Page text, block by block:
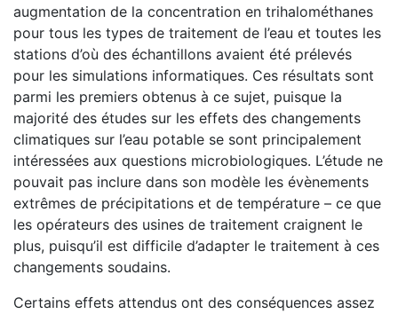
augmentation de la concentration en trihalométhanes
pour tous les types de traitement de l’eau et toutes les
stations d’où des échantillons avaient été prélevés
pour les simulations informatiques. Ces résultats sont
parmi les premiers obtenus à ce sujet, puisque la
majorité des études sur les effets des changements
climatiques sur l’eau potable se sont principalement
intéressées aux questions microbiologiques. L’étude ne
pouvait pas inclure dans son modèle les évènements
extrêmes de précipitations et de température – ce que
les opérateurs des usines de traitement craignent le
plus, puisqu’il est difficile d’adapter le traitement à ces
changements soudains.
Certains effets attendus ont des conséquences assez